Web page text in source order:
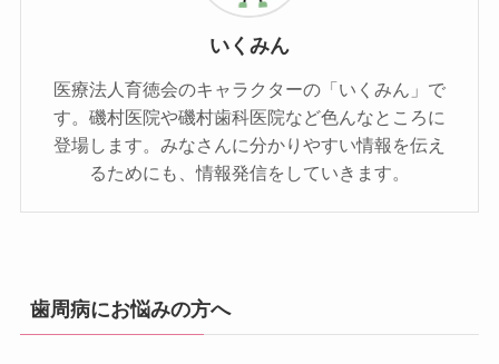
いくみん
医療法人育徳会のキャラクターの「いくみん」で
す。磯村医院や磯村歯科医院など色んなところに
登場します。みなさんに分かりやすい情報を伝え
るためにも、情報発信をしていきます。
歯周病にお悩みの方へ